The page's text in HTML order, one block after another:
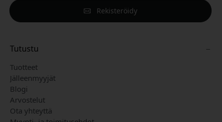
Rekisteröidy
Tutustu
Tuotteet
Jälleenmyyjät
Blogi
Arvostelut
Ota yhteyttä